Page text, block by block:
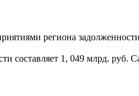
региона
1, 049 млрд. руб.